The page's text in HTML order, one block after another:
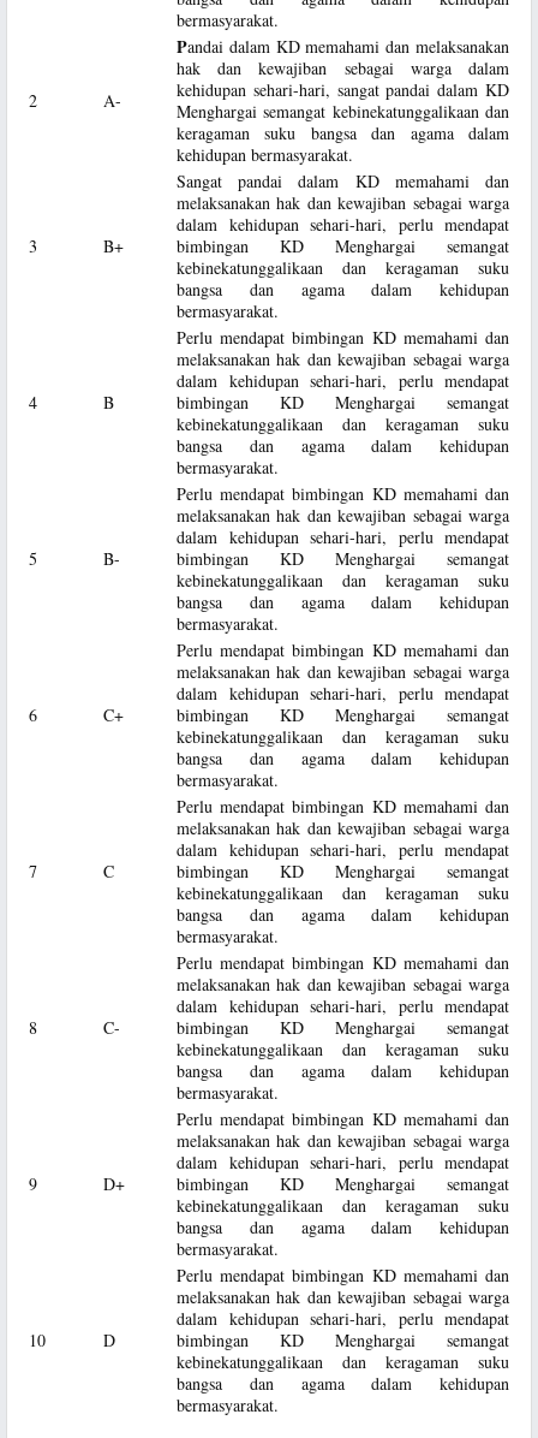
bermasyarakat.
2 A-
Pandai dalam KD memahami dan melaksanakan
hak dan kewajiban sebagai warga dalam
kehidupan sehari-hari, sangat pandai dalam KD
Menghargai semangat kebinekatunggalikaan dan
keragaman suku bangsa dan agama dalam
kehidupan bermasyarakat.
3 B+
Sangat pandai dalam KD memahami dan
melaksanakan hak dan kewajiban sebagai warga
dalam kehidupan sehari-hari, perlu mendapat
bimbingan KD Menghargai semangat
kebinekatunggalikaan dan keragaman suku
bangsa dan agama dalam kehidupan
bermasyarakat.
4 B
Perlu mendapat bimbingan KD memahami dan
melaksanakan hak dan kewajiban sebagai warga
dalam kehidupan sehari-hari, perlu mendapat
bimbingan KD Menghargai semangat
kebinekatunggalikaan dan keragaman suku
bangsa dan agama dalam kehidupan
bermasyarakat.
5 B-
Perlu mendapat bimbingan KD memahami dan
melaksanakan hak dan kewajiban sebagai warga
dalam kehidupan sehari-hari, perlu mendapat
bimbingan KD Menghargai semangat
kebinekatunggalikaan dan keragaman suku
bangsa dan agama dalam kehidupan
bermasyarakat.
6 C+
Perlu mendapat bimbingan KD memahami dan
melaksanakan hak dan kewajiban sebagai warga
dalam kehidupan sehari-hari, perlu mendapat
bimbingan KD Menghargai semangat
kebinekatunggalikaan dan keragaman suku
bangsa dan agama dalam kehidupan
bermasyarakat.
7 C
Perlu mendapat bimbingan KD memahami dan
melaksanakan hak dan kewajiban sebagai warga
dalam kehidupan sehari-hari, perlu mendapat
bimbingan KD Menghargai semangat
kebinekatunggalikaan dan keragaman suku
bangsa dan agama dalam kehidupan
bermasyarakat.
8 C-
Perlu mendapat bimbingan KD memahami dan
melaksanakan hak dan kewajiban sebagai warga
dalam kehidupan sehari-hari, perlu mendapat
bimbingan KD Menghargai semangat
kebinekatunggalikaan dan keragaman suku
bangsa dan agama dalam kehidupan
bermasyarakat.
9 D+
Perlu mendapat bimbingan KD memahami dan
melaksanakan hak dan kewajiban sebagai warga
dalam kehidupan sehari-hari, perlu mendapat
bimbingan KD Menghargai semangat
kebinekatunggalikaan dan keragaman suku
bangsa dan agama dalam kehidupan
bermasyarakat.
10 D
Perlu mendapat bimbingan KD memahami dan
melaksanakan hak dan kewajiban sebagai warga
dalam kehidupan sehari-hari, perlu mendapat
bimbingan KD Menghargai semangat
kebinekatunggalikaan dan keragaman suku
bangsa dan agama dalam kehidupan
bermasyarakat.